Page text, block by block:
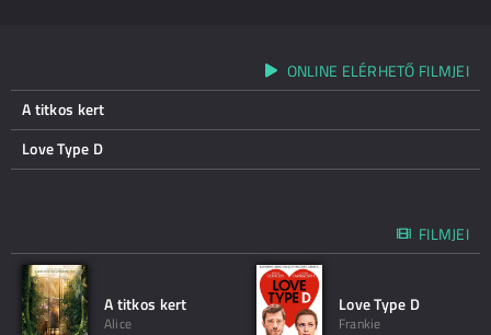
ONLINE ELÉRHETŐ FILMJEI
A titkos kert
Love Type D
FILMJEI
A titkos kert
Alice
Love Type D
Frankie